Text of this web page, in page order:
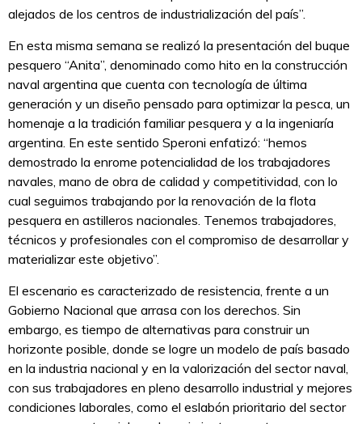
alejados de los centros de industrialización del país”.
En esta misma semana se realizó la presentación del buque
pesquero “Anita”, denominado como hito en la construcción
naval argentina que cuenta con tecnología de última
generación y un diseño pensado para optimizar la pesca, un
homenaje a la tradición familiar pesquera y a la ingeniaría
argentina. En este sentido Speroni enfatizó: “hemos
demostrado la enrome potencialidad de los trabajadores
navales, mano de obra de calidad y competitividad, con lo
cual seguimos trabajando por la renovación de la flota
pesquera en astilleros nacionales. Tenemos trabajadores,
técnicos y profesionales con el compromiso de desarrollar y
materializar este objetivo”.
El escenario es caracterizado de resistencia, frente a un
Gobierno Nacional que arrasa con los derechos. Sin
embargo, es tiempo de alternativas para construir un
horizonte posible, donde se logre un modelo de país basado
en la industria nacional y en la valorización del sector naval,
con sus trabajadores en pleno desarrollo industrial y mejores
condiciones laborales, como el eslabón prioritario del sector